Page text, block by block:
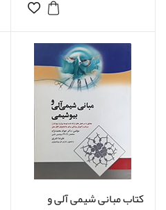
کتاب مبانی شیمی آلی و